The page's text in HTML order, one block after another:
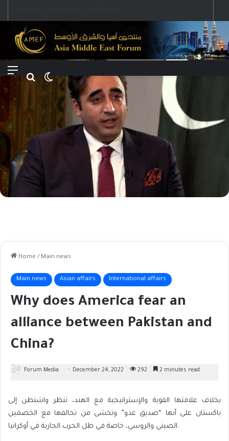
Menu Search for
Home / Main news
Main news Asian affairs International affairs
Why does America fear an
alliance between Pakistan and
China?
Forum Media December 24, 2022 292 2 minutes read
بخلاف علاقتها القوية والإستراتيجية مع الهند، تنظر واشنطن إلى
باكستان على أنها “صديق عدو” وتخشى من تحالفها مع الخصمين
الصيني والروسي، خاصة في ظل الحرب الجارية في أوكرانيا.